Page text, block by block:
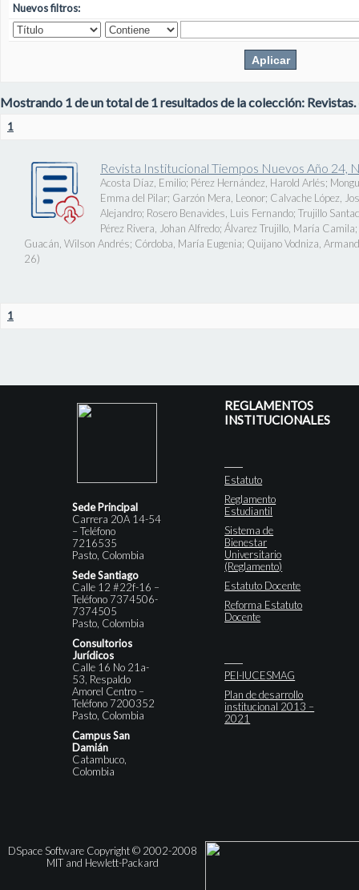
Nuevos filtros:
Mostrando 1 de un total de 1 resultados de la colección: Revistas.
1
Revista Institucional Tiempos Nuevos Año 24,
Acosta Díaz, Emilio; Pérez Hernández, Harold Arlés;
Emma del Pilar; Garzón Mera, Leonor; Calvache López,
Alejandro; Rosero Benavides, Luis Fernando; Trujillo
Pérez Rivera, Johan Alfredo; Álvarez Trujillo, María Camila;
Guacán, Wilson Andrés; Córdoba, María Eugenia; Quijano Vodniza,
26)
1
Sede Principal
Carrera 20A 14-54
– Teléfono
7216535
Pasto, Colombia
Sede Santiago
Calle 12 #22f-16 –
Teléfono 7374506-
7374505
Pasto, Colombia
Consultorios
Jurídicos
Calle 16 No 21a-
53, Respaldo
Amorel Centro –
Teléfono 7200352
Pasto, Colombia
Campus San
Damián
Catambuco,
Colombia
REGLAMENTOS
INSTITUCIONALES
Estatuto
Reglamento
Estudiantil
Sistema de
Bienestar
Universitario
(Reglamento)
Estatuto Docente
Reforma Estatuto
Docente
PEI-IUCESMAG
Plan de desarrollo
institucional 2013 –
2021
DSpace Software Copyright © 2002-2008
MIT and Hewlett-Packard